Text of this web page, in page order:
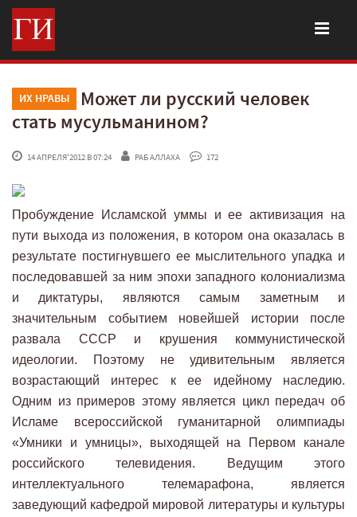
ИХ НРАВЫ
Может ли русский человек
стать мусульманином?
14 АПРЕЛЯ'2012 В 07:24 РАБ АЛЛАХА 172
Пробуждение Исламской уммы и ее активизация на
пути выхода из положения, в котором она оказалась в
результате постигнувшего ее мыслительного упадка и
последовавшей за ним эпохи западного колониализма
и диктатуры, являются самым заметным и
значительным событием новейшей истории после
развала СССР и крушения коммунистической
идеологии. Поэтому не удивительным является
возрастающий интерес к ее идейному наследию.
Одним из примеров этому является цикл передач об
Исламе всероссийской гуманитарной олимпиады
«Умники и умницы», выходящей на Первом канале
российского телевидения. Ведущим этого
интеллектуального телемарафона, является
заведующий кафедрой мировой литературы и культуры